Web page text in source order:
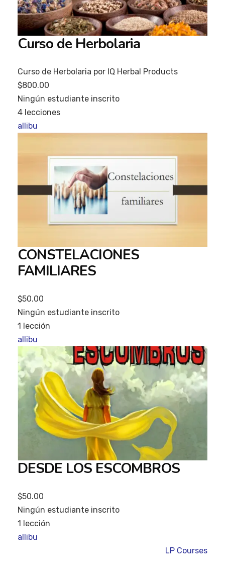
Curso de Herbolaria
Curso de Herbolaria por IQ Herbal Products
$800.00
Ningún estudiante inscrito
4 lecciones
allibu
CONSTELACIONES
FAMILIARES
$50.00
Ningún estudiante inscrito
1 lección
allibu
DESDE LOS ESCOMBROS
$50.00
Ningún estudiante inscrito
1 lección
allibu
LP Courses